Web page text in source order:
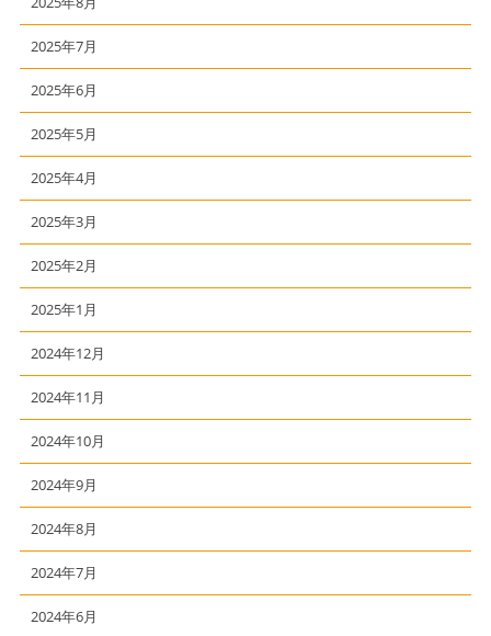
2025年7月
2025年6月
2025年5月
2025年4月
2025年3月
2025年2月
2025年1月
2024年12月
2024年11月
2024年10月
2024年9月
2024年8月
2024年7月
2024年6月